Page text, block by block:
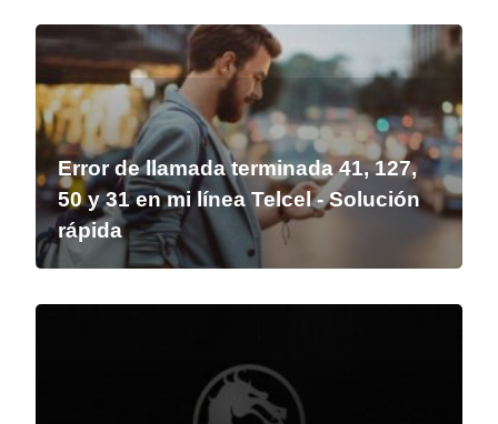
Error de llamada terminada 41, 127,
50 y 31 en mi línea Telcel - Solución
rápida